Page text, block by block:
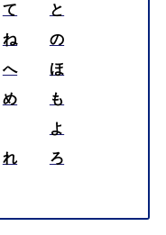
て
と
ね
の
へ
ほ
め
も
よ
れ
ろ